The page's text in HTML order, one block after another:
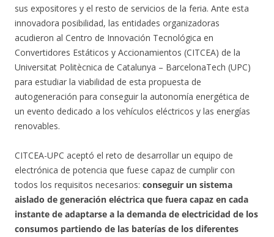
sus expositores y el resto de servicios de la feria. Ante esta
innovadora posibilidad, las entidades organizadoras
acudieron al Centro de Innovación Tecnológica en
Convertidores Estáticos y Accionamientos (CITCEA) de la
Universitat Politècnica de Catalunya – BarcelonaTech (UPC)
para estudiar la viabilidad de esta propuesta de
autogeneración para conseguir la autonomía energética de
un evento dedicado a los vehículos eléctricos y las energías
renovables.
CITCEA-UPC aceptó el reto de desarrollar un equipo de
electrónica de potencia que fuese capaz de cumplir con
todos los requisitos necesarios: conseguir un sistema
aislado de generación eléctrica que fuera capaz en cada
instante de adaptarse a la demanda de electricidad de los
consumos partiendo de las baterías de los diferentes